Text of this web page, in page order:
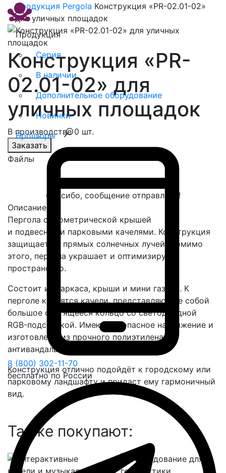
Продукция
Серия
В наличии
Дополнительное оборудование
Новинки
Брошюры
8 (800) 302-11-70
бесплатно по России
Продукция Pergola Конструкция «PR-02.01-02»
для уличных площадок
Конструкция «PR-
02.01-02» для
уличных площадок
В производстве 0 шт.
Заказать
Файлы
Спасибо, сообщение отправлено!
Описание
Пергола с геометрической крышей
и подвесными парковыми качелями. Конструкция
защищает от прямых солнечных лучей. Помимо
этого, пергола украшает и оптимизирует
пространство.
Состоит из каркаса, крыши и мини газона. К
перголе крепятся качели, представляющие собой
большое светящееся кольцо со светодиодной
RGB-подсветкой. Имеют безопасное напряжение и
изготовлены из прочного полиэтилена с
антивандальным покрытием.
Конструкция отлично подойдёт к городскому или
парковому ландшафту и придаст ему гармоничный
вид.
Также покупают: